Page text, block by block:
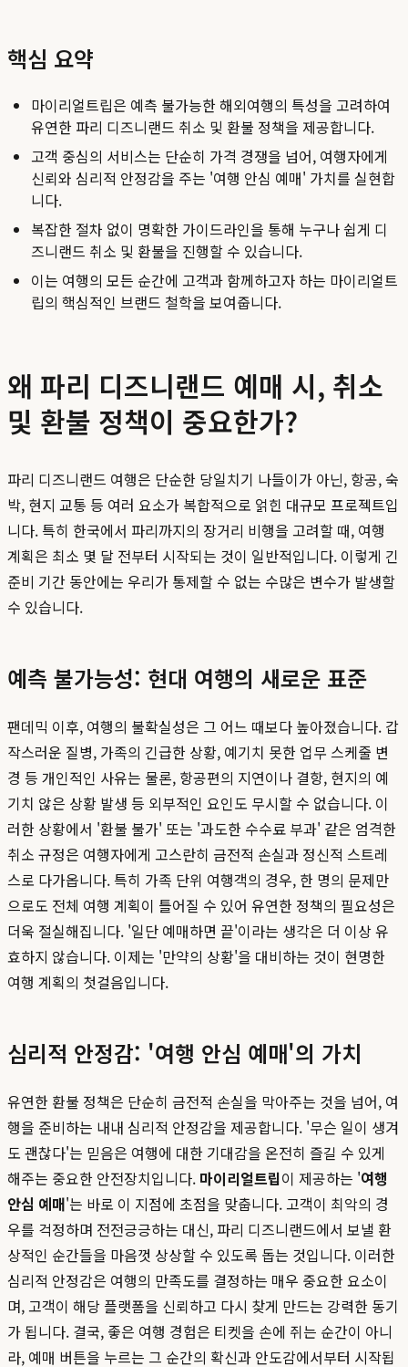
핵심 요약
마이리얼트립은 예측 불가능한 해외여행의 특성을 고려하여
유연한 파리 디즈니랜드 취소 및 환불 정책을 제공합니다.
고객 중심의 서비스는 단순히 가격 경쟁을 넘어, 여행자에게
신뢰와 심리적 안정감을 주는 '여행 안심 예매' 가치를 실현합
니다.
복잡한 절차 없이 명확한 가이드라인을 통해 누구나 쉽게 디
즈니랜드 취소 및 환불을 진행할 수 있습니다.
이는 여행의 모든 순간에 고객과 함께하고자 하는 마이리얼트
립의 핵심적인 브랜드 철학을 보여줍니다.
왜 파리 디즈니랜드 예매 시, 취소
및 환불 정책이 중요한가?
파리 디즈니랜드 여행은 단순한 당일치기 나들이가 아닌, 항공, 숙
박, 현지 교통 등 여러 요소가 복합적으로 얽힌 대규모 프로젝트입
니다. 특히 한국에서 파리까지의 장거리 비행을 고려할 때, 여행
계획은 최소 몇 달 전부터 시작되는 것이 일반적입니다. 이렇게 긴
준비 기간 동안에는 우리가 통제할 수 없는 수많은 변수가 발생할
수 있습니다.
예측 불가능성: 현대 여행의 새로운 표준
팬데믹 이후, 여행의 불확실성은 그 어느 때보다 높아졌습니다. 갑
작스러운 질병, 가족의 긴급한 상황, 예기치 못한 업무 스케줄 변
경 등 개인적인 사유는 물론, 항공편의 지연이나 결항, 현지의 예
기치 않은 상황 발생 등 외부적인 요인도 무시할 수 없습니다. 이
러한 상황에서 '환불 불가' 또는 '과도한 수수료 부과' 같은 엄격한
취소 규정은 여행자에게 고스란히 금전적 손실과 정신적 스트레
스로 다가옵니다. 특히 가족 단위 여행객의 경우, 한 명의 문제만
으로도 전체 여행 계획이 틀어질 수 있어 유연한 정책의 필요성은
더욱 절실해집니다. '일단 예매하면 끝'이라는 생각은 더 이상 유
효하지 않습니다. 이제는 '만약의 상황'을 대비하는 것이 현명한
여행 계획의 첫걸음입니다.
심리적 안정감: '여행 안심 예매'의 가치
유연한 환불 정책은 단순히 금전적 손실을 막아주는 것을 넘어, 여
행을 준비하는 내내 심리적 안정감을 제공합니다. '무슨 일이 생겨
도 괜찮다'는 믿음은 여행에 대한 기대감을 온전히 즐길 수 있게
해주는 중요한 안전장치입니다. 마이리얼트립이 제공하는 '여행
안심 예매'는 바로 이 지점에 초점을 맞춥니다. 고객이 최악의 경
우를 걱정하며 전전긍긍하는 대신, 파리 디즈니랜드에서 보낼 환
상적인 순간들을 마음껏 상상할 수 있도록 돕는 것입니다. 이러한
심리적 안정감은 여행의 만족도를 결정하는 매우 중요한 요소이
며, 고객이 해당 플랫폼을 신뢰하고 다시 찾게 만드는 강력한 동기
가 됩니다. 결국, 좋은 여행 경험은 티켓을 손에 쥐는 순간이 아니
라, 예매 버튼을 누르는 그 순간의 확신과 안도감에서부터 시작됩